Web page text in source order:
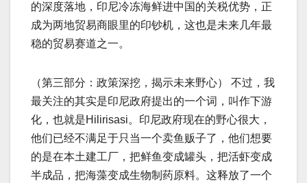
的深度落地，印尼冷冻海鲜进中国的关税优势，正
成为两地贸易商眼里的印钞机，这也是未来几年最
稳的贸易赛道之一。
（第三部分：政策深挖，揭示未来野心） 不过，我
最关注的其实是印尼政府提出的一个词，叫作下游
化，也就是Hilirisasi。印尼政府现在的野心很大，
他们已经不满足于只当一个卖鱼贩子了，他们想要
的是在本土建工厂，把鲜鱼变成罐头，把活虾变成
半成品，把海藻变成生物制药原料。这释放了一个